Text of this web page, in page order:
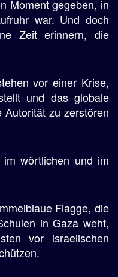
Moment gegeben, in
war. Und doch
Zeit erinnern, die
vor einer Krise,
und das globale
zu zerstören
wörtlichen und im
Flagge, die
in Gaza weht,
vor israelischen